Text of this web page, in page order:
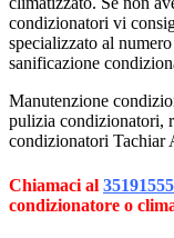
condizionatori vi
specializzato al numero
sanificazione
Manutenzione
pulizia condizionatori,
condizionatori Tachiar
Chiamaci al
condizionatore o